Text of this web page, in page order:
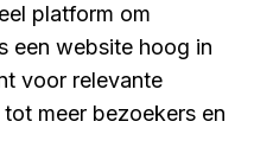
platform om
een website hoog in
voor relevante
meer bezoekers en